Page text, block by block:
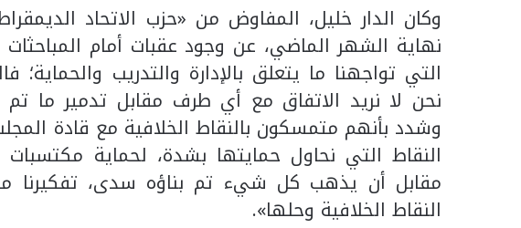
وكان الدار خليل، المفاوض من «حزب الاتحاد
نهاية الشهر الماضي، عن وجود عقبات أمام
التي تواجهنا ما يتعلق بالإدارة والتدريب
نحن لا نريد الاتفاق مع أي طرف مقابل تدمير ما تم
وشدد بأنهم متمسكون بالنقاط الخلافية مع قادة
النقاط التي نحاول حمايتها بشدة، لحماية مكتسبات
مقابل أن يذهب كل شيء تم بناؤه سدى، تفكيرنا
النقاط الخلافية وحلها».